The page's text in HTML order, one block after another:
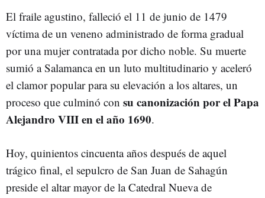
El fraile agustino, falleció el 11 de junio de 1479
víctima de un veneno administrado de forma gradual
por una mujer contratada por dicho noble. Su muerte
sumió a Salamanca en un luto multitudinario y aceleró
el clamor popular para su elevación a los altares, un
proceso que culminó con su canonización por el Papa
Alejandro VIII en el año 1690.
Hoy, quinientos cincuenta años después de aquel
trágico final, el sepulcro de San Juan de Sahagún
preside el altar mayor de la Catedral Nueva de